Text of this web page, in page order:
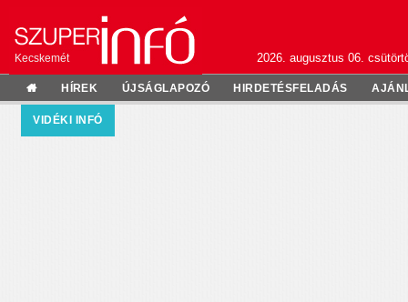
Kecskemét 2026. augusztus 06.
HÍREK ÚJSÁGLAPOZÓ HIRDETÉSFELADÁS
VIDÉKI INFÓ